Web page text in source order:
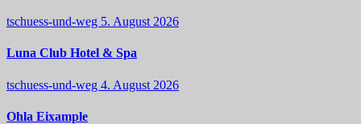
tschuess-und-weg 5. August 2026
Luna Club Hotel & Spa
tschuess-und-weg 4. August 2026
Ohla Eixample